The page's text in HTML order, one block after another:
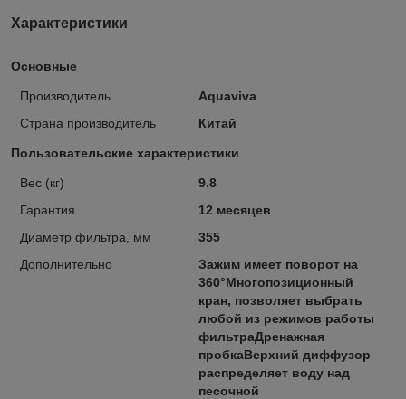
Характеристики
Основные
Производитель
Aquaviva
Страна производитель
Китай
Пользовательские характеристики
Вес (кг)
9.8
Гарантия
12 месяцев
Диаметр фильтра, мм
355
Дополнительно
Зажим имеет поворот на
360°Многопозиционный
кран, позволяет выбрать
любой из режимов работы
фильтраДренажная
пробкаВерхний диффузор
распределяет воду над
песочной